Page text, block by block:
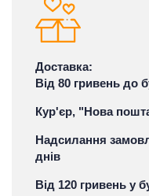
Доставка:
Від 80 гривень до
Кур'єр, "Нова
Надсилання
днів
Від 120 гривень у